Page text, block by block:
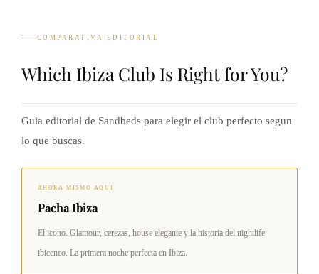
COMPARATIVA EDITORIAL
Which Ibiza Club Is Right for You?
Guia editorial de Sandbeds para elegir el club perfecto segun
lo que buscas.
AHORA MISMO AQUI
Pacha Ibiza
El icono. Glamour, cerezas, house elegante y la historia del nightlife
ibicenco. La primera noche perfecta en Ibiza.